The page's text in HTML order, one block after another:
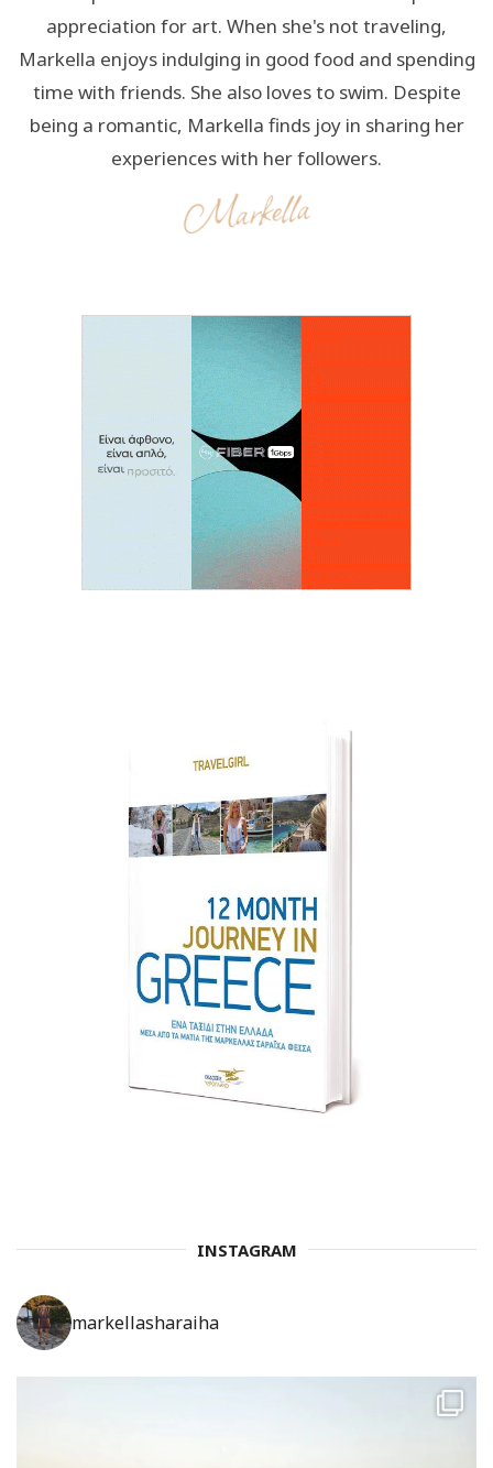
appreciation for art. When she's not traveling,
Markella enjoys indulging in good food and spending
time with friends. She also loves to swim. Despite
being a romantic, Markella finds joy in sharing her
experiences with her followers.
INSTAGRAM
markellasharaiha